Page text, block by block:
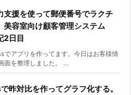
支援を使って郵便番号でラクチ
美容室向け顧客管理システム
2日目
でアプリを作ってます。今日はお客様情
面を整理しました。 ...
昨対比を作ってグラフ化する。